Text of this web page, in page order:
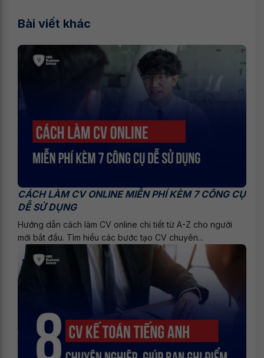
Bài viết khác
CÁCH LÀM CV ONLINE MIỄN PHÍ KÈM 7 CÔNG CỤ
DỄ SỬ DỤNG
Hướng dẫn cách làm CV online chi tiết từ A-Z cho người
mới bắt đầu. Tìm hiểu các bước tạo CV chuyên...